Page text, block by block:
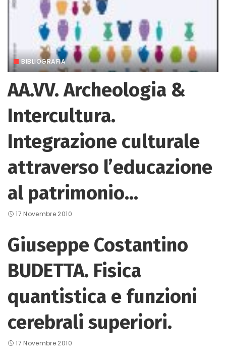
BIBLIOGRAFIA
AA.VV. Archeologia &
Intercultura.
Integrazione culturale
attraverso l’educazione
al patrimonio…
17 Novembre 2010
Giuseppe Costantino
BUDETTA. Fisica
quantistica e funzioni
cerebrali superiori.
17 Novembre 2010